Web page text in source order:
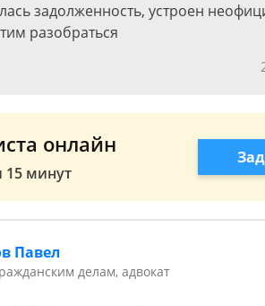
задолженность, устроен
разобраться
онлайн
15 минут
Павел
делам, адвокат